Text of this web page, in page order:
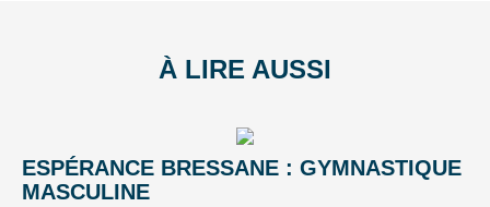
À LIRE AUSSI
ESPÉRANCE BRESSANE : GYMNASTIQUE
MASCULINE